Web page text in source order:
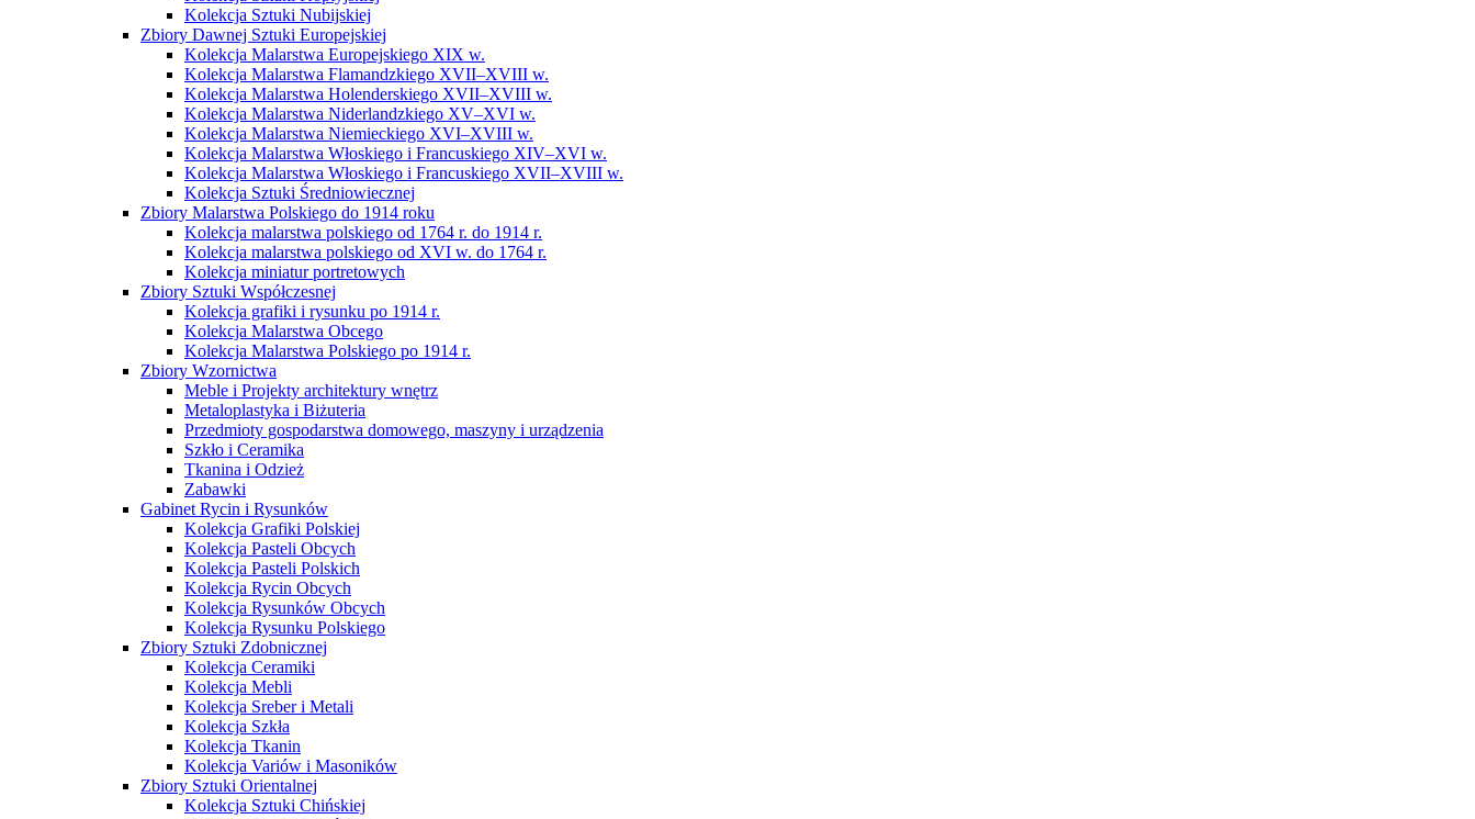
Kolekcja Sztuki Nubijskiej
Zbiory Dawnej Sztuki Europejskiej
Kolekcja Malarstwa Europejskiego XIX w.
Kolekcja Malarstwa Flamandzkiego XVII–XVIII w.
Kolekcja Malarstwa Holenderskiego XVII–XVIII w.
Kolekcja Malarstwa Niderlandzkiego XV–XVI w.
Kolekcja Malarstwa Niemieckiego XVI–XVIII w.
Kolekcja Malarstwa Włoskiego i Francuskiego XIV–XVI w.
Kolekcja Malarstwa Włoskiego i Francuskiego XVII–XVIII w.
Kolekcja Sztuki Średniowiecznej
Zbiory Malarstwa Polskiego do 1914 roku
Kolekcja malarstwa polskiego od 1764 r. do 1914 r.
Kolekcja malarstwa polskiego od XVI w. do 1764 r.
Kolekcja miniatur portretowych
Zbiory Sztuki Współczesnej
Kolekcja grafiki i rysunku po 1914 r.
Kolekcja Malarstwa Obcego
Kolekcja Malarstwa Polskiego po 1914 r.
Zbiory Wzornictwa
Meble i Projekty architektury wnętrz
Metaloplastyka i Biżuteria
Przedmioty gospodarstwa domowego, maszyny i urządzenia
Szkło i Ceramika
Tkanina i Odzież
Zabawki
Gabinet Rycin i Rysunków
Kolekcja Grafiki Polskiej
Kolekcja Pasteli Obcych
Kolekcja Pasteli Polskich
Kolekcja Rycin Obcych
Kolekcja Rysunków Obcych
Kolekcja Rysunku Polskiego
Zbiory Sztuki Zdobnicznej
Kolekcja Ceramiki
Kolekcja Mebli
Kolekcja Sreber i Metali
Kolekcja Szkła
Kolekcja Tkanin
Kolekcja Variów i Masoników
Zbiory Sztuki Orientalnej
Kolekcja Sztuki Chińskiej